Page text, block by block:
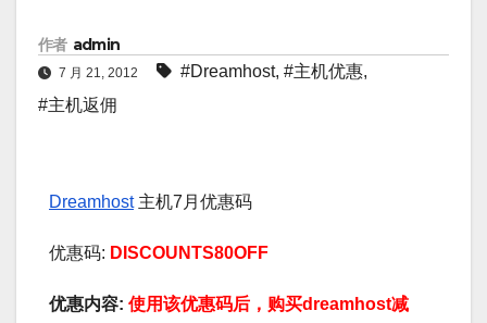
作者 admin
7 月 21, 2012 #Dreamhost, #主机优惠,
#主机返佣
Dreamhost主机7月优惠码
优惠码: DISCOUNTS80OFF
优惠内容: 使用该优惠码后，购买dreamhost减